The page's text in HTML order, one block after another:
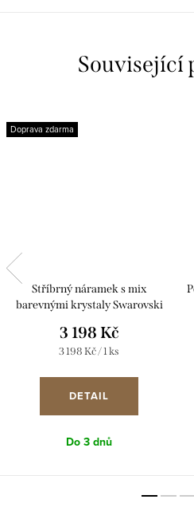
Související
Doprava zdarma
Stříbrný náramek s mix
barevnými krystaly Swarovski
3 198 Kč
Měrná
3 198 Kč / 1 ks
DETAIL
Do 3 dnů